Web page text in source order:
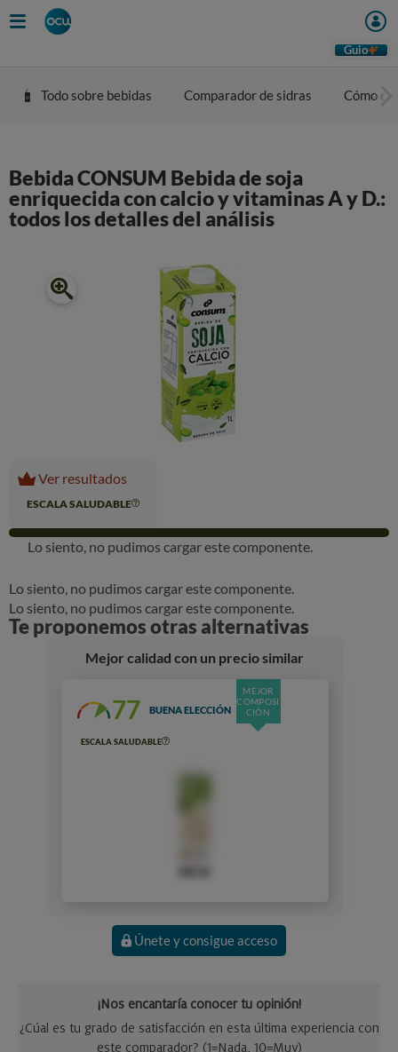
Guio
Todo sobre bebidas Comparador de sidras Cómo
Bebida CONSUM Bebida de soja
enriquecida con calcio y vitaminas A y D.:
todos los detalles del análisis
Ver resultados
ESCALA SALUDABLE
Lo siento, no pudimos cargar este componente.
Lo siento, no pudimos cargar este componente.
Lo siento, no pudimos cargar este componente.
Te proponemos otras alternativas
Mejor calidad con un precio similar
MEJOR
COMPOSI
CIÓN
77 BUENA ELECCIÓN
ESCALA SALUDABLE
Únete y consigue acceso